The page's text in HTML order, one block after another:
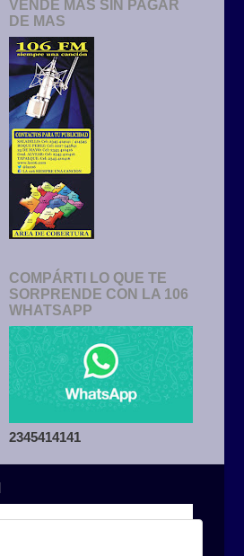
VENDE MAS SIN PAGAR
DE MAS
COMPÁRTI LO QUE TE
SORPRENDE CON LA 106
WHATSAPP
2345414141